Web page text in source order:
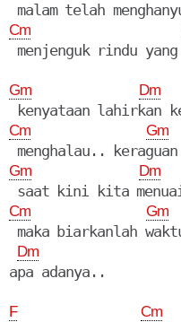
Cm
Gm Dm
Cm Gm
Gm Dm
Cm Gm
maka biarkanlah
Dm
apa adanya..
F Cm